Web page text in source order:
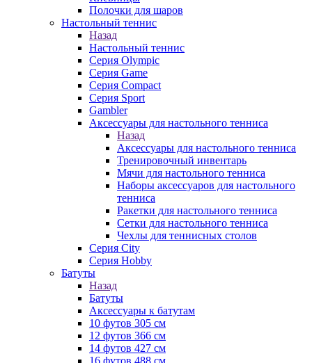
Полочки для шаров
Настольный теннис
Назад
Настольный теннис
Серия Olympic
Серия Game
Серия Compact
Серия Sport
Gambler
Аксессуары для настольного тенниса
Назад
Аксессуары для настольного тенниса
Тренировочный инвентарь
Мячи для настольного тенниса
Наборы аксессуаров для настольного
тенниса
Ракетки для настольного тенниса
Сетки для настольного тенниса
Чехлы для теннисных столов
Серия City
Серия Hobby
Батуты
Назад
Батуты
Аксессуары к батутам
10 футов 305 см
12 футов 366 см
14 футов 427 см
16 футов 488 см